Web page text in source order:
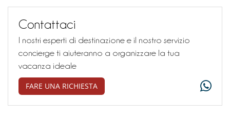
Contattaci
I nostri esperti di destinazione e il nostro servizio
concierge ti aiuteranno a organizzare la tua
vacanza ideale
FARE UNA RICHIESTA